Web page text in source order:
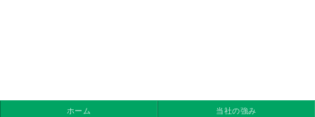
ホーム 当社の強み